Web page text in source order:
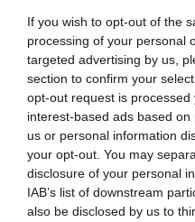
If you wish to opt-out of the
processing of your personal
targeted advertising by us,
section to confirm your
opt-out request is
interest-based ads based
us or personal information
your opt-out. You may
disclosure of your personal
IAB’s list of downstream
also be disclosed by us to
Έβελυν Μητροπούλου:
Πρωτάθλημα Στίβου Κ20 με
Greek Mafia: Συνελήφθη
της ομάδας του «Έντικ»
Μεγάλη έξοδος τουριστών
Αυξήθηκαν σημαντικά οι
myAGRO: Η νέα πλατφόρμα
καταβολής των αγροτικών